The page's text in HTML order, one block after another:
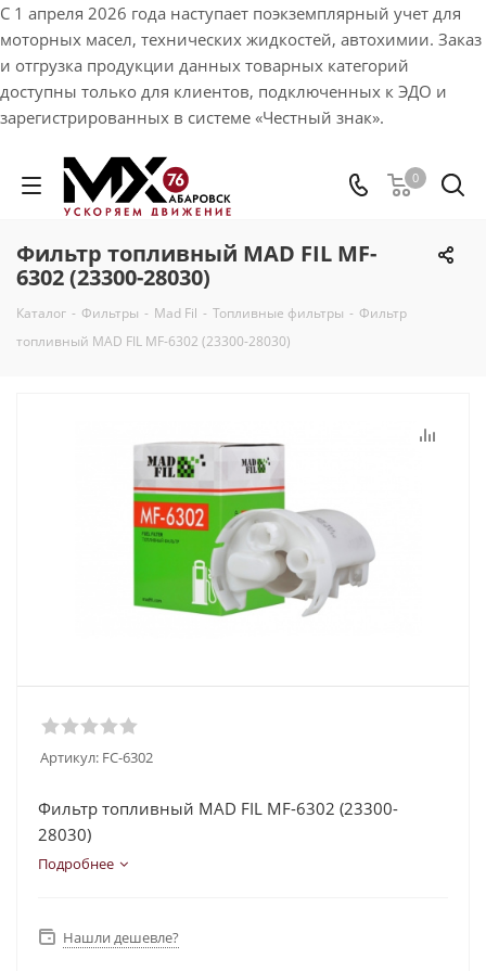
С 1 апреля 2026 года наступает поэкземплярный учет для
моторных масел, технических жидкостей, автохимии. Заказ
и отгрузка продукции данных товарных категорий
доступны только для клиентов, подключенных к ЭДО и
зарегистрированных в системе «Честный знак».
0
Фильтр топливный MAD FIL MF-
6302 (23300-28030)
Каталог - Фильтры - Mad Fil - Топливные фильтры - Фильтр
топливный MAD FIL MF-6302 (23300-28030)
Артикул: FC-6302
Фильтр топливный MAD FIL MF-6302 (23300-
28030)
Подробнее
Нашли дешевле?